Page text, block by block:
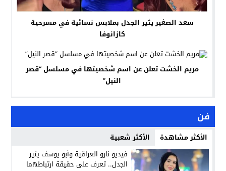
سعد الصغير يثير الجدل بملابس نسائية في مسرحية
كازانوفا
مريم الخشت تعلن عن اسم شخصيتها في مسلسل “قصر
النيل”
فن
الأكثر مشاهدة الأكثر شعبية
فيديو نارو العراقية وأبو يوسف يثير
الجدل.. تعرف على حقيقة ارتباطهما